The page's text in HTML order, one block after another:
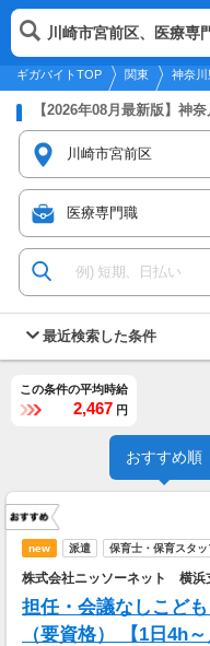
2026年8月9日更新
関東
ギガバイトTOP 関東 神奈川
川崎市宮前区、医療専
【2026年08月最新版】神奈川県 川崎市宮前
川崎市宮前区
医療専門職
最近検索した条件
この条件の平均時給
2,467 円
おすすめ順
new 派遣 保育士・保育スタッ
株式会社ニッソーネット 横浜
担任・会議なしこど
（要資格） 【1日4h